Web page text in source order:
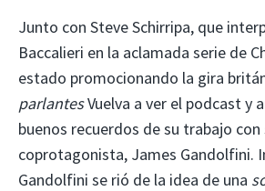
Junto con Steve Schirripa, que
Baccalieri en la aclamada serie de
estado promocionando la gira
parlantesVuelva a ver el podcast y
buenos recuerdos de su trabajo
coprotagonista, James Gandolfini.
Gandolfini se rió de la idea de una